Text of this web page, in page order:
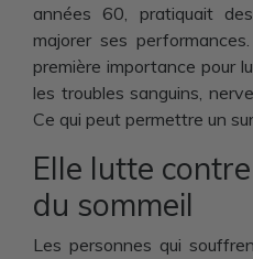
années 60, pratiquait
majorer ses
première importance pour
les troubles sanguins,
Ce qui peut permettre un
Elle lutte
du sommeil
Les personnes qui